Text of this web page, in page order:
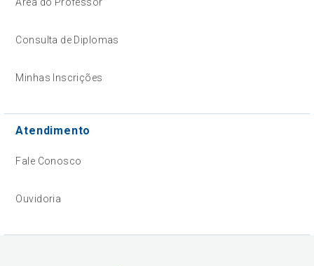
Consulta de Diplomas
Minhas Inscrições
Atendimento
Fale Conosco
Ouvidoria